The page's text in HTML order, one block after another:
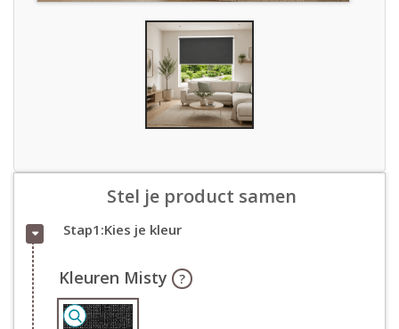
Stel je product samen
Stap1:Kies je kleur
Kleuren Misty ?